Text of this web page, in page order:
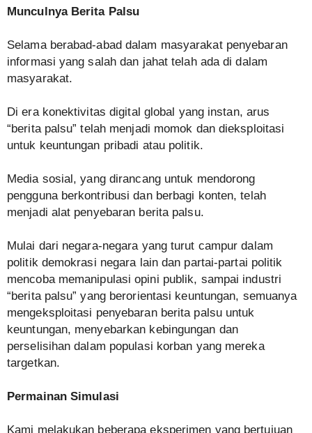
Munculnya Berita Palsu
Selama berabad-abad dalam masyarakat penyebaran
informasi yang salah dan jahat telah ada di dalam
masyarakat.
Di era konektivitas digital global yang instan, arus
“berita palsu” telah menjadi momok dan dieksploitasi
untuk keuntungan pribadi atau politik.
Media sosial, yang dirancang untuk mendorong
pengguna berkontribusi dan berbagi konten, telah
menjadi alat penyebaran berita palsu.
Mulai dari negara-negara yang turut campur dalam
politik demokrasi negara lain dan partai-partai politik
mencoba memanipulasi opini publik, sampai industri
“berita palsu” yang berorientasi keuntungan, semuanya
mengeksploitasi penyebaran berita palsu untuk
keuntungan, menyebarkan kebingungan dan
perselisihan dalam populasi korban yang mereka
targetkan.
Permainan Simulasi
Kami melakukan beberapa eksperimen yang bertujuan